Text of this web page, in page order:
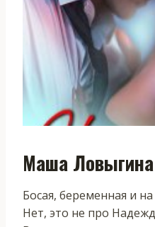
Маша Ловыгина
Босая, беременная и на
Нет, это не про